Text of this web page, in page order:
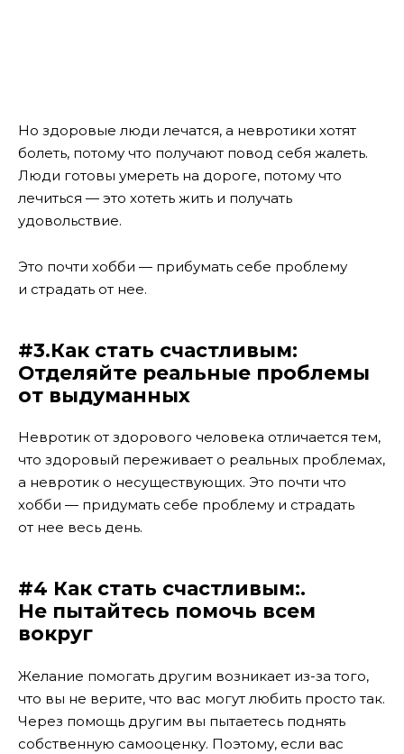
Но здоровые люди лечатся, а невротики хотят
болеть, потому что получают повод себя жалеть.
Люди готовы умереть на дороге, потому что
лечиться — это хотеть жить и получать
удовольствие.
Это почти хобби — прибумать себе проблему
и страдать от нее.
#3.Как стать счастливым:
Отделяйте реальные проблемы
от выдуманных
Невротик от здорового человека отличается тем,
что здоровый переживает о реальных проблемах,
а невротик о несуществующих. Это почти что
хобби — придумать себе проблему и страдать
от нее весь день.
#4 Как стать счастливым:.
Не пытайтесь помочь всем
вокруг
Желание помогать другим возникает из-за того,
что вы не верите, что вас могут любить просто так.
Через помощь другим вы пытаетесь поднять
собственную самооценку. Поэтому, если вас